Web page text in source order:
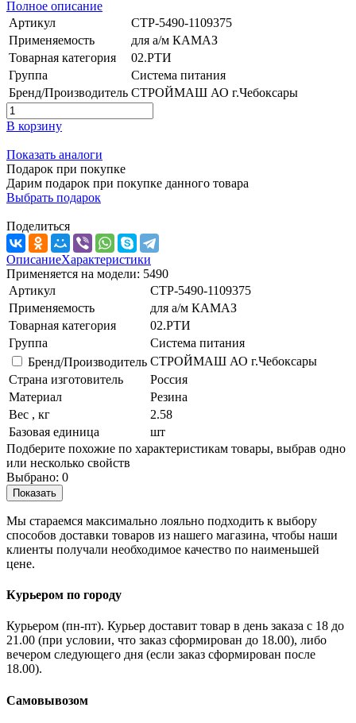
Полное описание
Артикул
СТР-5490-1109375
Применяемость
для а/м КАМАЗ
Товарная категория
02.РТИ
Группа
Система питания
Бренд/Производитель СТРОЙМАШ АО г.Чебоксары
В корзину
Показать аналоги
Подарок при покупке
Дарим подарок при покупке данного товара
Выбрать подарок
Поделиться
ОписаниеХарактеристики
Применяется на модели: 5490
Артикул
СТР-5490-1109375
Применяемость
для а/м КАМАЗ
Товарная категория
02.РТИ
Группа
Система питания
Бренд/Производитель СТРОЙМАШ АО г.Чебоксары
Страна изготовитель
Россия
Материал
Резина
Вес , кг
2.58
Базовая единица
шт
Подберите похожие по характеристикам товары, выбрав одно
или несколько свойств
Выбрано: 0
Показать
Мы стараемся максимально лояльно подходить к выбору
способов доставки товаров из нашего магазина, чтобы наши
клиенты получали необходимое качество по наименьшей
цене.
Курьером по городу
Курьером (пн-пт). Курьер доставит товар в день заказа с 18 до
21.00 (при условии, что заказ сформирован до 18.00), либо
вечером следующего дня (если заказ сформирован после
18.00).
Самовывозом